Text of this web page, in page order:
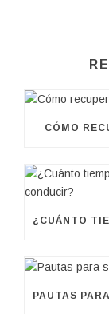
CÓMO